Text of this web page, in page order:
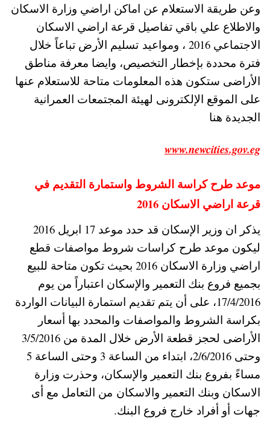
وعن طريقة الاستعلام عن اماكن اراضي وزارة الاسكان
والاطلاع علي باقي تفاصيل قرعة اراضي الاسكان
الاجتماعي 2016 ، ومواعيد تسليم الأرض تباعاً خلال
فترة محددة بإخطار التخصيص، وايضا معرفة مناطق
الأراضى ستكون هذه المعلومات متاحة للاستعلام عنها
على الموقع الإلكترونى لهيئة المجتمعات العمرانية
الجديدة هنا
www.newcities.gov.eg
موعد طرح كراسة الشروط واستمارة التقديم في
قرعة اراضي الاسكان 2016
يذكر ان وزير الإسكان قد حدد موعد 17 ابريل 2016
ليكون موعد طرح كراسات شروط مواصفات قطع
اراضي وزارة الاسكان 2016 بحيث تكون متاحة للبيع
بجميع فروع بنك التعمير والإسكان اعتباراً من يوم
17/4/2016، على أن يتم تقديم استمارة البيانات الواردة
بكراسة الشروط والمواصفات والمحدد بها أسعار
الأراضى لحجز قطعة الأرض خلال المدة من 3/5/2016
وحتى 2/6/2016، ابتداء من الساعة 3 وحتى الساعة 5
مساءً بفروع بنك التعمير والإسكان، وحذرت وزارة
الاسكان وبنك التعمير والاسكان من التعامل مع أى
جهات أو أفراد خارج فروع البنك.